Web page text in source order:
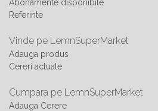
Abonamente disponibile
Referinte
Vinde pe LemnSuperMarket
Adauga produs
Cereri actuale
Cumpara pe LemnSuperMarket
Adauga Cerere